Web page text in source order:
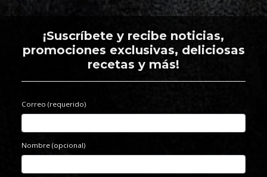
¡Suscríbete y recibe noticias,
promociones exclusivas, deliciosas
recetas y más!
Correo (requerido)
Nombre (opcional)